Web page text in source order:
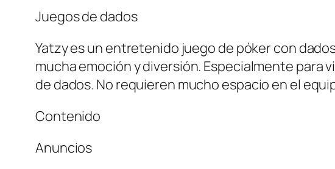
Juegos de dados
Yatzy es un entretenido juego de póker con
mucha emoción y diversión. Especialmente para
de dados. No requieren mucho espacio en el
Contenido
Anuncios